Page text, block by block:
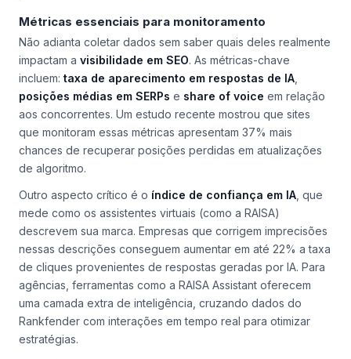
Métricas essenciais para monitoramento
Não adianta coletar dados sem saber quais deles realmente
impactam a visibilidade em SEO. As métricas-chave
incluem: taxa de aparecimento em respostas de IA
posições médias em SERPs e share of voice em relação
aos concorrentes. Um estudo recente mostrou que sites
que monitoram essas métricas apresentam 37% mais
chances de recuperar posições perdidas em atualizações
de algoritmo.
Outro aspecto crítico é o índice de confiança em IA , que
mede como os assistentes virtuais (como a RAISA)
descrevem sua marca. Empresas que corrigem imprecisões
nessas descrições conseguem aumentar em até 22% a taxa
de cliques provenientes de respostas geradas por IA. Para
agências, ferramentas como a RAISA Assistant oferecem
uma camada extra de inteligência, cruzando dados do
Rankfender com interações em tempo real para otimizar
estratégias.